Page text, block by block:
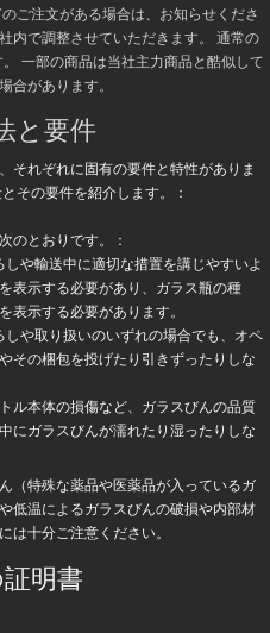
ご注文がある場合は、お知らせくださ
内で調整させていただきます。 通常の
一部の商品は当社主力商品と酷似して
合があります。
と要件
それぞれに固有の要件と特性がありま
その要件を紹介します。：
のとおりです。：
や輸送中に適切な措置を講じやすいよ
表示する必要があり、ガラス瓶の種
表示する必要があります。
や取り扱いのいずれの場合でも、オペ
その梱包を投げたり引きずったりしな
ル本体の損傷など、ガラスびんの品質
にガラスびんが濡れたり湿ったりしな
（特殊な薬品や医薬品が入っているガ
低温によるガラスびんの破損や内部材
は十分ご注意ください。
明書